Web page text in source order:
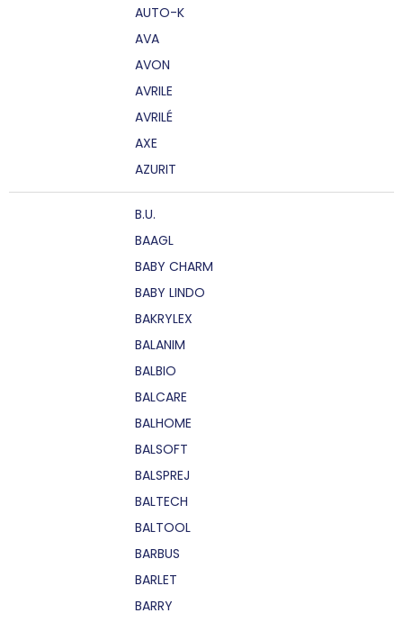
AUTO-K
AVA
AVON
AVRILE
AVRILÉ
AXE
AZURIT
B.U.
BAAGL
BABY CHARM
BABY LINDO
BAKRYLEX
BALANIM
BALBIO
BALCARE
BALHOME
BALSOFT
BALSPREJ
BALTECH
BALTOOL
BARBUS
BARLET
BARRY